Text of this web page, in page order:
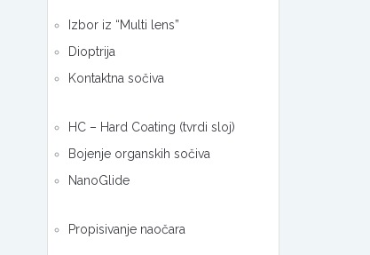
Izbor iz “Multi lens”
Dioptrija
Kontaktna sočiva
HC – Hard Coating (tvrdi sloj)
Bojenje organskih sočiva
NanoGlide
Propisivanje naočara